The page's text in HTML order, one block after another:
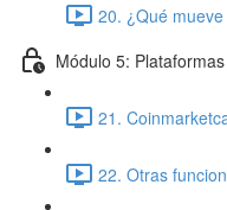
20. ¿Qué
Módulo 5:
21.
22. Otras